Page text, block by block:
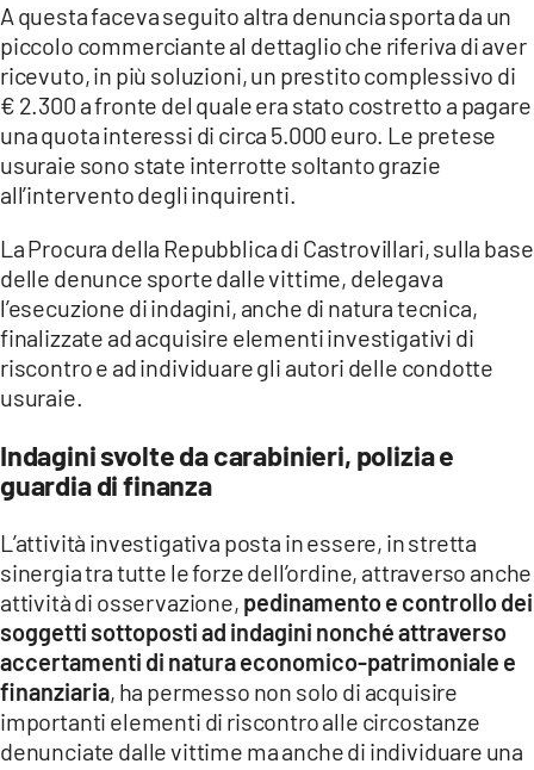
A questa faceva seguito altra denuncia sporta da un
piccolo commerciante al dettaglio che riferiva di aver
ricevuto, in più soluzioni, un prestito complessivo di
€ 2.300 a fronte del quale era stato costretto a pagare
una quota interessi di circa 5.000 euro. Le pretese
usuraie sono state interrotte soltanto grazie
all’intervento degli inquirenti.
La Procura della Repubblica di Castrovillari, sulla base
delle denunce sporte dalle vittime, delegava
l’esecuzione di indagini, anche di natura tecnica,
finalizzate ad acquisire elementi investigativi di
riscontro e ad individuare gli autori delle condotte
usuraie.
Indagini svolte da carabinieri, polizia e
guardia di finanza
L’attività investigativa posta in essere, in stretta
sinergia tra tutte le forze dell’ordine, attraverso anche
attività di osservazione, pedinamento e controllo dei
soggetti sottoposti ad indagini nonché attraverso
accertamenti di natura economico-patrimoniale e
finanziaria, ha permesso non solo di acquisire
importanti elementi di riscontro alle circostanze
denunciate dalle vittime ma anche di individuare una